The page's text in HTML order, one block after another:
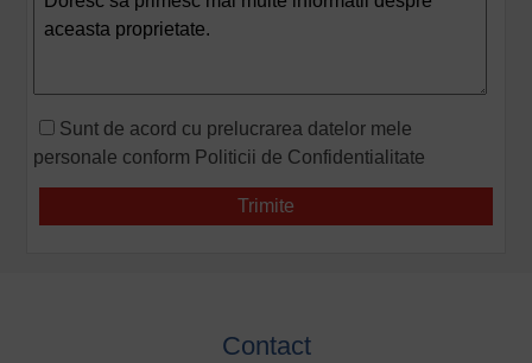
Sunt de acord cu prelucrarea datelor mele
personale conform Politicii de Confidentialitate
Contact